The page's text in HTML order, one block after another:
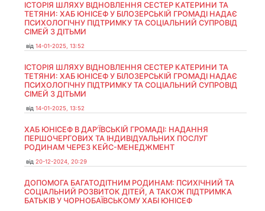
ІСТОРІЯ ШЛЯХУ ВІДНОВЛЕННЯ СЕСТЕР КАТЕРИНИ ТА
ТЕТЯНИ: ХАБ ЮНІСЕФ У БІЛОЗЕРСЬКІЙ ГРОМАДІ НАДАЄ
ПСИХОЛОГІЧНУ ПІДТРИМКУ ТА СОЦІАЛЬНИЙ СУПРОВІД
СІМЕЙ З ДІТЬМИ
від 14-01-2025, 13:52
ІСТОРІЯ ШЛЯХУ ВІДНОВЛЕННЯ СЕСТЕР КАТЕРИНИ ТА
ТЕТЯНИ: ХАБ ЮНІСЕФ У БІЛОЗЕРСЬКІЙ ГРОМАДІ НАДАЄ
ПСИХОЛОГІЧНУ ПІДТРИМКУ ТА СОЦІАЛЬНИЙ СУПРОВІД
СІМЕЙ З ДІТЬМИ
від 14-01-2025, 13:52
ХАБ ЮНІСЕФ В ДАР’ЇВСЬКІЙ ГРОМАДІ: НАДАННЯ
ПЕРШОЧЕРГОВИХ ТА ІНДИВІДУАЛЬНИХ ПОСЛУГ
РОДИНАМ ЧЕРЕЗ КЕЙС-МЕНЕДЖМЕНТ
від 20-12-2024, 20:29
ДОПОМОГА БАГАТОДІТНИМ РОДИНАМ: ПСИХІЧНИЙ ТА
СОЦІАЛЬНИЙ РОЗВИТОК ДІТЕЙ, А ТАКОЖ ПІДТРИМКА
БАТЬКІВ У ЧОРНОБАЇВСЬКОМУ ХАБІ ЮНІСЕФ